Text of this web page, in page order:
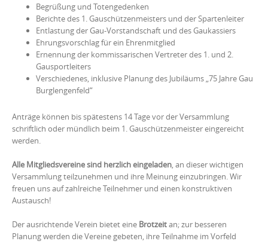
Begrüßung und Totengedenken
Berichte des 1. Gauschützenmeisters und der Spartenleiter
Entlastung der Gau-Vorstandschaft und des Gaukassiers
Ehrungsvorschlag für ein Ehrenmitglied
Ernennung der kommissarischen Vertreter des 1. und 2.
Gausportleiters
Verschiedenes, inklusive Planung des Jubiläums „75 Jahre Gau
Burglengenfeld“
Anträge können bis spätestens 14 Tage vor der Versammlung
schriftlich oder mündlich beim 1. Gauschützenmeister eingereicht
werden.
Alle Mitgliedsvereine sind herzlich eingeladen , an dieser wichtigen
Versammlung teilzunehmen und ihre Meinung einzubringen. Wir
freuen uns auf zahlreiche Teilnehmer und einen konstruktiven
Austausch!
Der ausrichtende Verein bietet eine Brotzeitan; zur besseren
Planung werden die Vereine gebeten, ihre Teilnahme im Vorfeld